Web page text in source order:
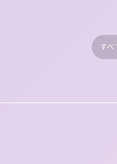
すべ